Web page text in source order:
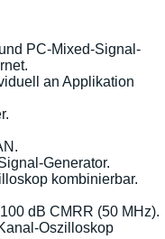
PC-Mixed-Signal-
an Applikation
Generator.
kombinierbar.
dB CMRR (50 MHz).
Oszilloskop